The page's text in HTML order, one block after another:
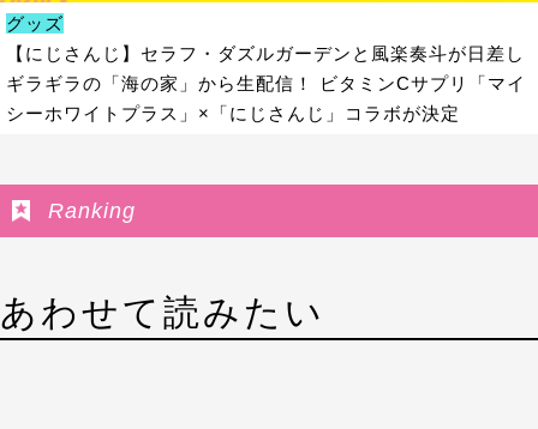
グッズ
【にじさんじ】セラフ・ダズルガーデンと風楽奏斗が日差し
ギラギラの「海の家」から生配信！ ビタミンCサプリ「マイ
シーホワイトプラス」×「にじさんじ」コラボが決定
Ranking
あわせて読みたい